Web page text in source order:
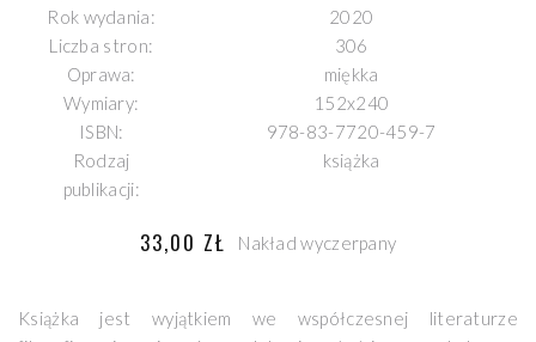
Rok wydania:
2020
Liczba stron:
306
Oprawa:
miękka
Wymiary:
152x240
ISBN:
978-83-7720-459-7
Rodzaj
publikacji:
książka
33,00 ZŁ Nakład wyczerpany
Książka jest wyjątkiem we współczesnej literaturze